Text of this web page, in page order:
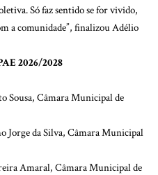
Só faz sentido se for vivido,
a comunidade”, finalizou Adélio
2026/2028
Sousa, Câmara Municipal de
Jorge da Silva, Câmara Municipal
Amaral, Câmara Municipal de